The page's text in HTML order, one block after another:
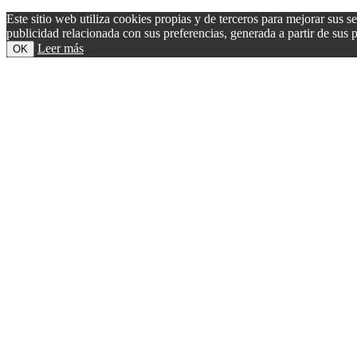
Este sitio web utiliza cookies propias y de terceros para mejorar sus
publicidad relacionada con sus preferencias, generada a partir de
OK Leer más